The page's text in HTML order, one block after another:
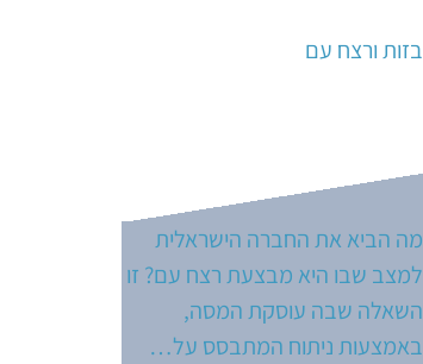
בזות ורצח עם
מה הביא את החברה הישראלית
למצב שבו היא מבצעת רצח עם? זו
השאלה שבה עוסקת המסה,
באמצעות ניתוח המתבסס על…